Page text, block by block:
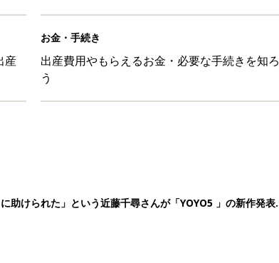
産
お金・手続き
出産費用やもらえるお金・必要な手続きを知ろ
う
助けられた」という近藤千尋さんが「YOYO5 」の新作発表
ている魅力とは!?